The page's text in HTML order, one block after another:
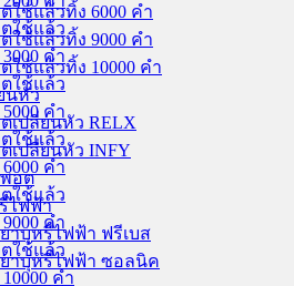
ใช้แล้ว
คำ
ใช้แล้ว
คำ
ใช้แล้ว
คำ
ใช้แล้ว
คำ
ใช้แล้ว
คำ
ใช้แล้วทิ้ง 6000 คำ
ใช้แล้วทิ้ง 9000 คำ
ใช้แล้วทิ้ง 10000 คำ
นหัว
เปลี่ยนหัว RELX
เปลี่ยนหัว INFY
อต
ไฟฟ้า
าบุหรี่ไฟฟ้า ฟรีเบส
าบุหรี่ไฟฟ้า ซอลนิค